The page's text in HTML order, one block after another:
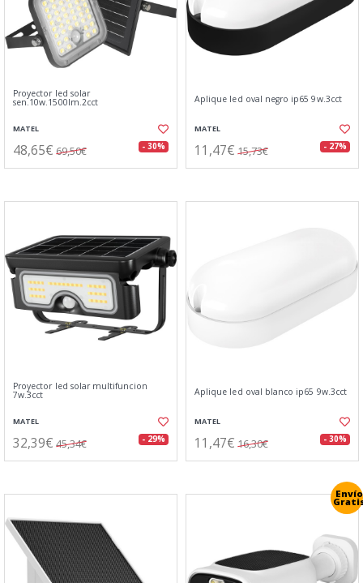
Proyector led solar
sen.10w.1500lm.2cct
MATEL
48,65€ 69,50€ - 30%
Aplique led oval negro ip65 9w.3cct
MATEL
11,47€ 15,73€ - 27%
Proyector led solar multifuncion
7w.3cct
MATEL
32,39€ 45,34€ - 29%
Aplique led oval blanco ip65 9w.3cct
MATEL
11,47€ 16,30€ - 30%
Envío